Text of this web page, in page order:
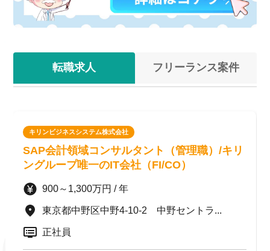
転職求人 フリーランス案件
キリンビジネスシステム株式会社
SAP会計領域コンサルタント（管理職）/キリ
ングループ唯一のIT会社（FI/CO）
900～1,300万円 / 年
東京都中野区中野4-10-2 中野セントラ...
正社員